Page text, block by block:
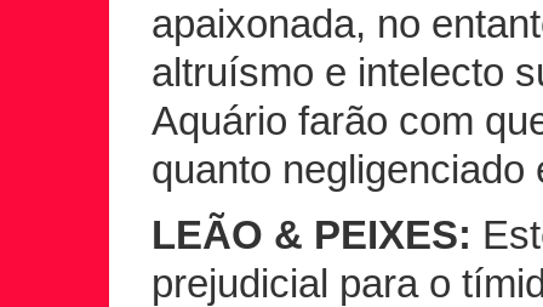
apaixonada, no
altruísmo e intelecto
Aquário farão com
quanto negligenciado
LEÃO & PEIXES:
prejudicial para o